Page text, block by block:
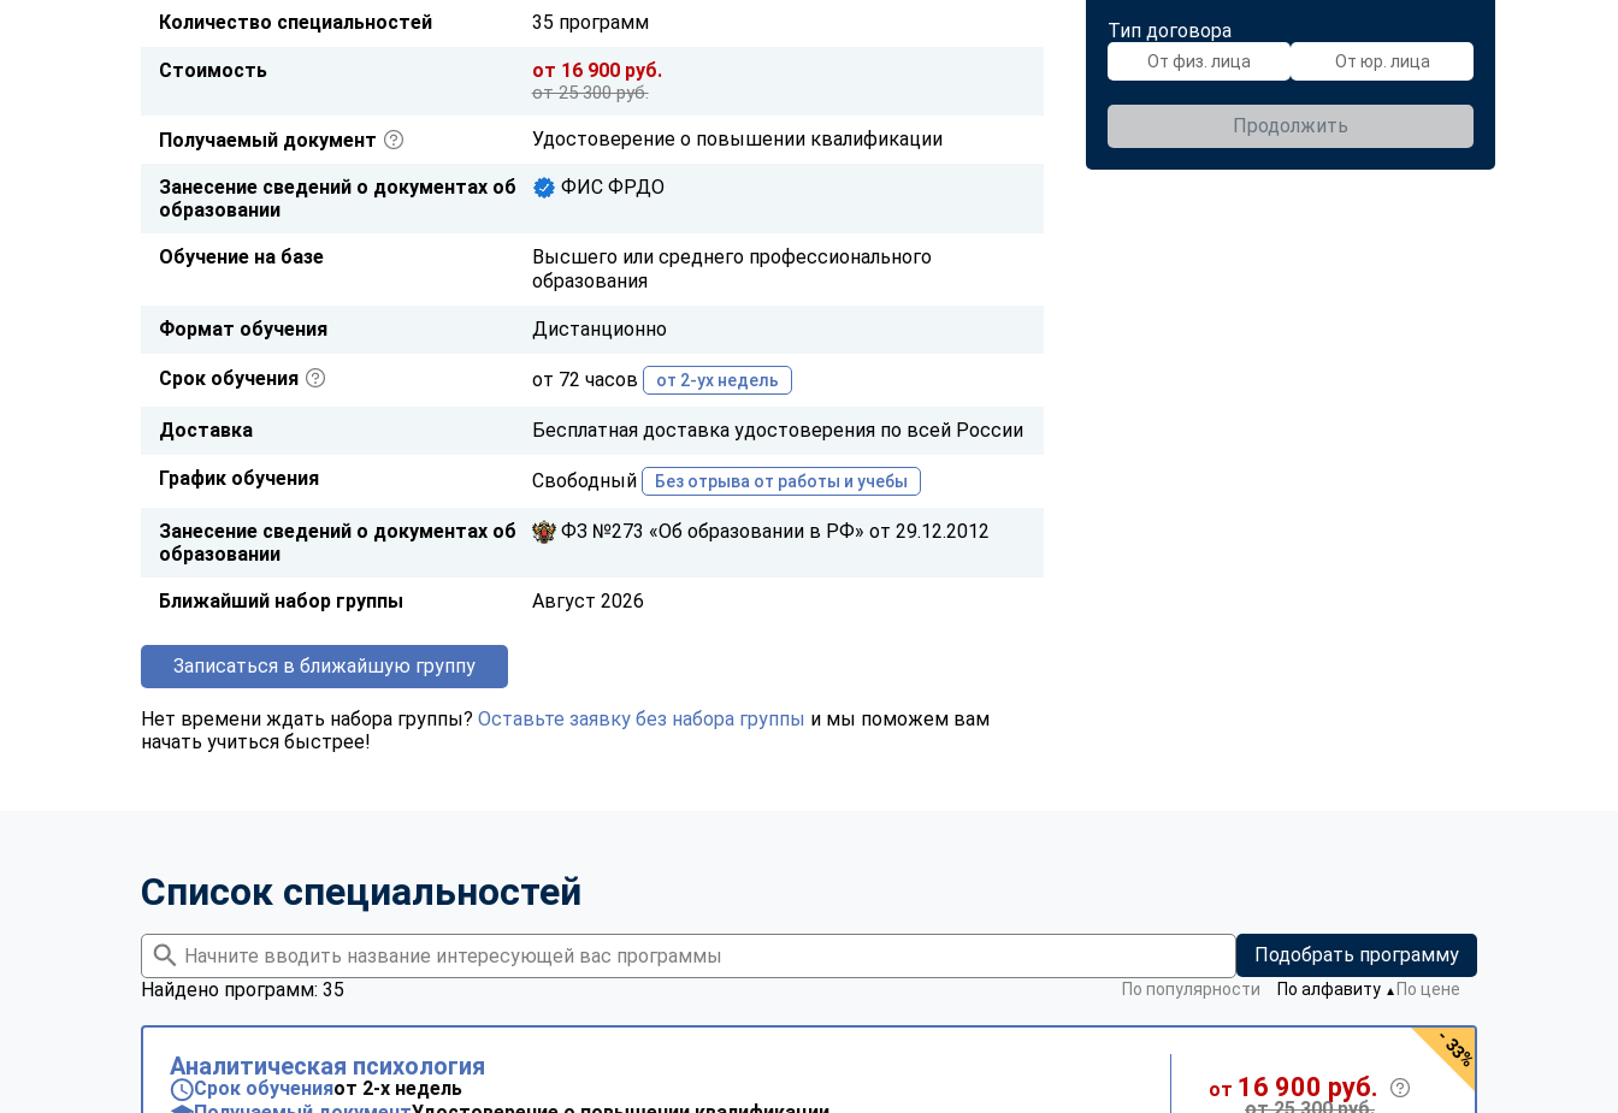
Тип договора
От физ. лица От юр. лица
Продолжить
Количество специальностей 35 программ
Стоимость от 16 900 руб.
от 25 300 руб.
Получаемый документ Удостоверение о повышении квалификации
Занесение сведений о документах об
образовании
ФИС ФРДО
Обучение на базе
Высшего или среднего профессионального
образования
Формат обучения Дистанционно
Срок обучения от 72 часов от 2-ух недель
Доставка Бесплатная доставка удостоверения по всей России
График обучения Свободный Без отрыва от работы и учебы
Занесение сведений о документах об
образовании
ФЗ №273 «Об образовании в РФ» от 29.12.2012
Ближайший набор группы Август 2026
Записаться в ближайшую группу
Нет времени ждать набора группы? Оставьте заявку без набора группы и мы поможем вам
начать учиться быстрее!
Список специальностей
Подобрать программу
Найдено программ: 35
По популярности По алфавиту ▼ По цене
Аналитическая психология
Срок обученияот 2-х недель
от 16 900 руб.
- 33%